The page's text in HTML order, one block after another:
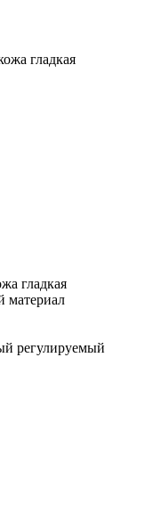
гладкая
гладкая
материал
регулируемый